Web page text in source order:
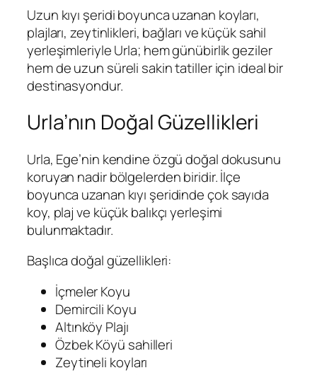
Uzun kıyı şeridi boyunca uzanan koyları,
plajları, zeytinlikleri, bağları ve küçük sahil
yerleşimleriyle Urla; hem günübirlik geziler
hem de uzun süreli sakin tatiller için ideal bir
destinasyondur.
Urla’nın Doğal Güzellikleri
Urla, Ege’nin kendine özgü doğal dokusunu
koruyan nadir bölgelerden biridir. İlçe
boyunca uzanan kıyı şeridinde çok sayıda
koy, plaj ve küçük balıkçı yerleşimi
bulunmaktadır.
Başlıca doğal güzellikleri:
İçmeler Koyu
Demircili Koyu
Altınköy Plajı
Özbek Köyü sahilleri
Zeytineli koyları